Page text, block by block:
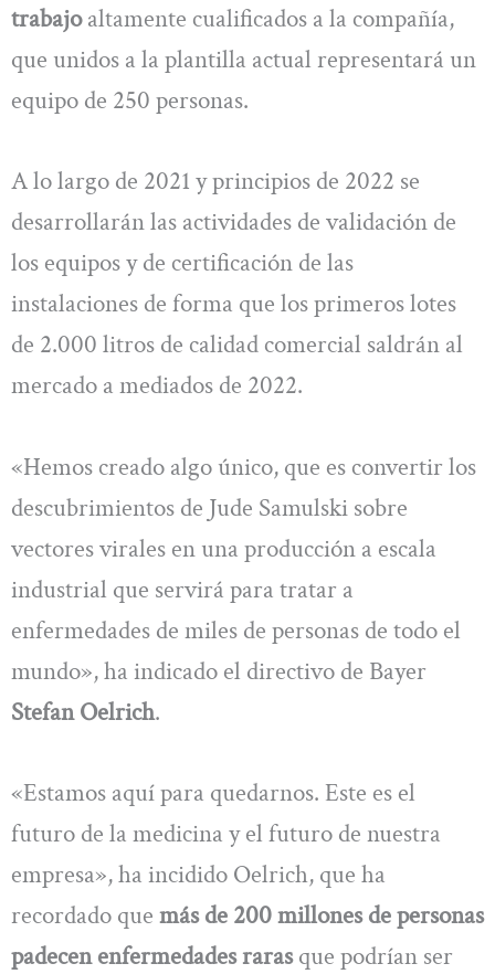
trabajoaltamente cualificados a la compañía,
que unidos a la plantilla actual representará un
equipo de 250 personas.
A lo largo de 2021 y principios de 2022 se
desarrollarán las actividades de validación de
los equipos y de certificación de las
instalaciones de forma que los primeros lotes
de 2.000 litros de calidad comercial saldrán al
mercado a mediados de 2022.
«Hemos creado algo único, que es convertir los
descubrimientos de Jude Samulski sobre
vectores virales en una producción a escala
industrial que servirá para tratar a
enfermedades de miles de personas de todo el
mundo», ha indicado el directivo de Bayer
Stefan Oelrich.
«Estamos aquí para quedarnos. Este es el
futuro de la medicina y el futuro de nuestra
empresa», ha incidido Oelrich, que ha
recordado que más de 200 millones de personas
padecen enfermedades rarasque podrían ser